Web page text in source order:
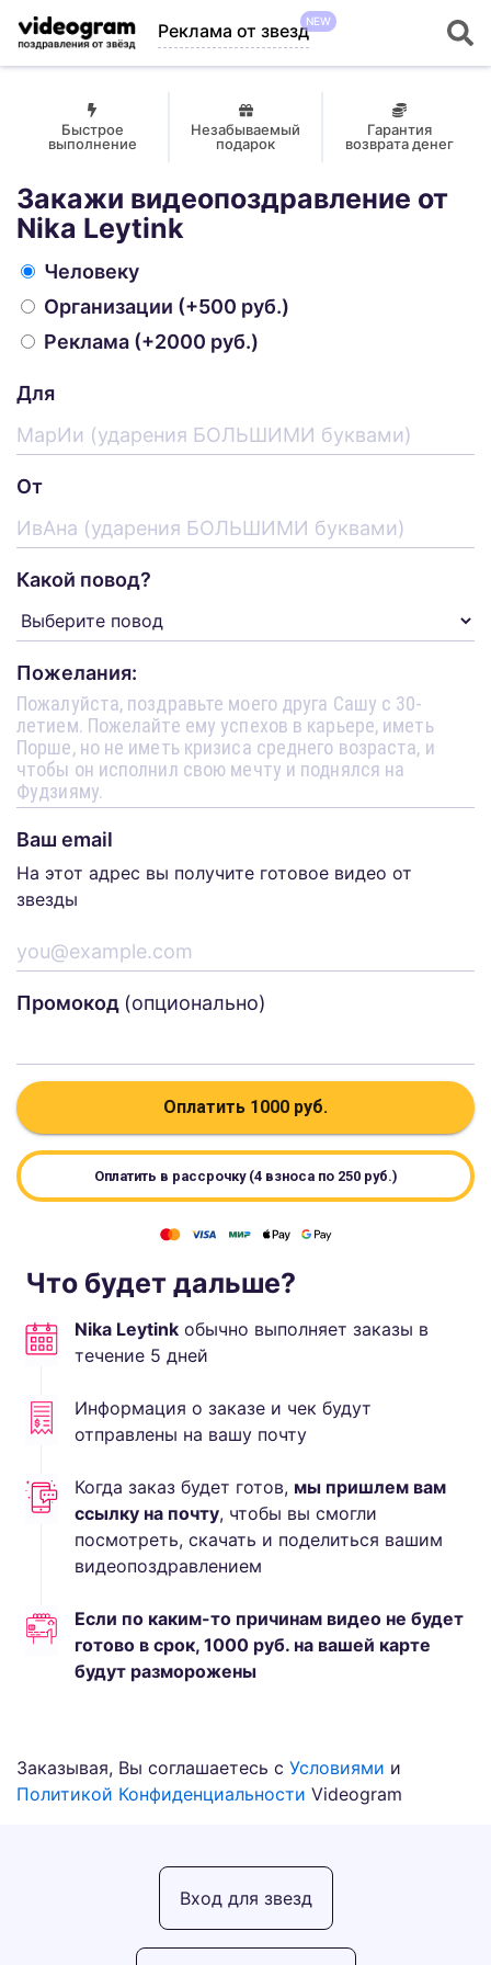
Реклама от звездNEW
Быстрое
выполнение
Незабываемый
подарок
Гарантия
возврата денег
Закажи видеопоздравление от
Nika Leytink
Человеку
Организации (+500 руб.)
Реклама (+2000 руб.)
Для
От
Какой повод?
Пожелания:
Ваш email
На этот адрес вы получите готовое видео от
звезды
Промокод (опционально)
Оплатить 1000 руб.
Оплатить в рассрочку (4 взноса по 250руб.)
Что будет дальше?
Nika Leytink обычно выполняет заказы в
течение 5 дней
Информация о заказе и чек будут
отправлены на вашу почту
Когда заказ будет готов, мы пришлем вам
ссылку на почту, чтобы вы смогли
посмотреть, скачать и поделиться вашим
видеопоздравлением
Если по каким-то причинам видео не будет
готово в срок, 1000 руб. на вашей карте
будут разморожены
Заказывая, Вы соглашаетесь с Условиями и
Политикой Конфиденциальности Videogram
Вход для звезд